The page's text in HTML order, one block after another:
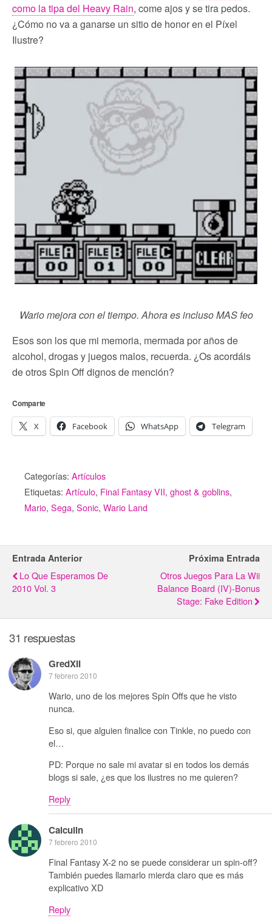
como la tipa del Heavy Rain, come ajos y se tira pedos.
¿Cómo no va a ganarse un sitio de honor en el Píxel
Ilustre?
Wario mejora con el tiempo. Ahora es incluso MAS feo
Esos son los que mi memoria, mermada por años de
alcohol, drogas y juegos malos, recuerda. ¿Os acordáis
de otros Spin Off dignos de mención?
Comparte
X Facebook WhatsApp Telegram
Categorías: Artículos
Etiquetas: Artículo, Final Fantasy VII, ghost & goblins,
Mario, Sega, Sonic, Wario Land
Entrada Anterior
Lo Que Esperamos De
2010 Vol. 3
Próxima Entrada
Otros Juegos Para La Wii
Balance Board (IV)-Bonus
Stage: Fake Edition
31 respuestas
GredXII
7 febrero 2010
Wario, uno de los mejores Spin Offs que he visto
nunca.
Eso si, que alguien finalice con Tinkle, no puedo con
el…
PD: Porque no sale mi avatar si en todos los demás
blogs si sale, ¿es que los ilustres no me quieren?
Reply
Calculin
7 febrero 2010
Final Fantasy X-2 no se puede considerar un spin-off?
También puedes llamarlo mierda claro que es más
explicativo XD
Reply